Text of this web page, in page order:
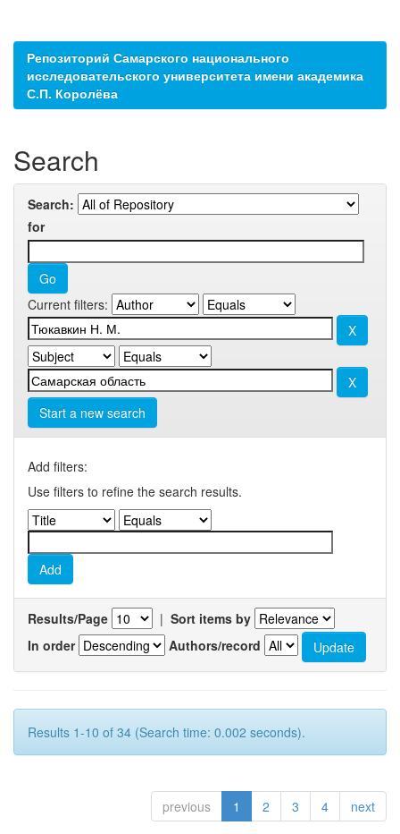
Репозиторий Самарского национального
исследовательского университета имени академика
С.П. Королёва
Search
Search:
for
Current filters:
Start a new search
Add filters:
Use filters to refine the search results.
Results/Page | Sort items by
In order
Authors/record
Results 1-10 of 34 (Search time: 0.002 seconds).
previous 1 2 3 4 next